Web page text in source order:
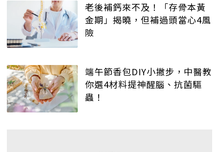
老後補鈣來不及！「存骨本黃
金期」揭曉，但補過頭當心4風
險
端午節香包DIY小撇步，中醫教
你選4材料提神醒腦、抗菌驅
蟲！